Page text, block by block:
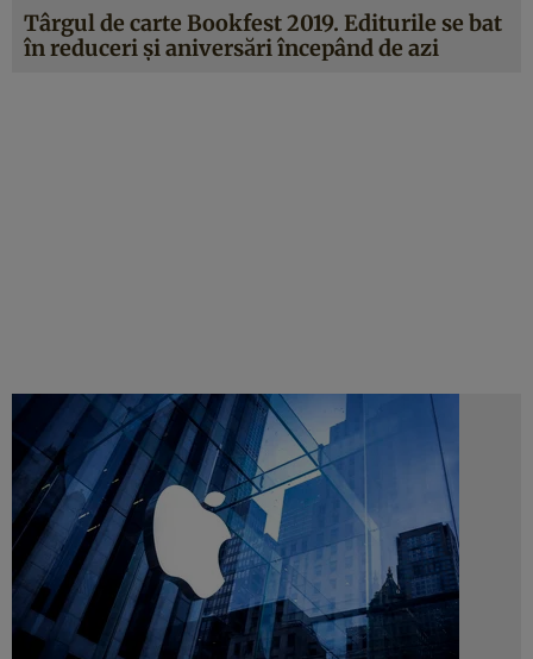
Târgul de carte Bookfest 2019. Editurile se bat
în reduceri şi aniversări începând de azi